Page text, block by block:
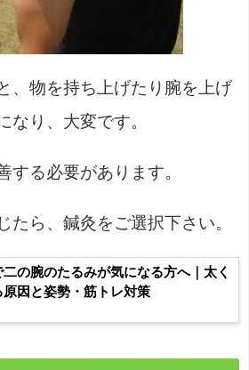
、物を持ち上げたり腕を上げ
なり、大変です。
する必要があります。
たら、鍼灸をご選択下さい。
二の腕のたるみが気になる方へ｜太く
原因と姿勢・筋トレ対策